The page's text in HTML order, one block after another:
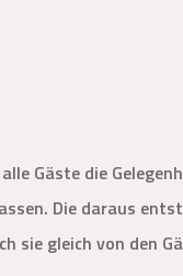
Gäste die
Die daraus
sie gleich von den